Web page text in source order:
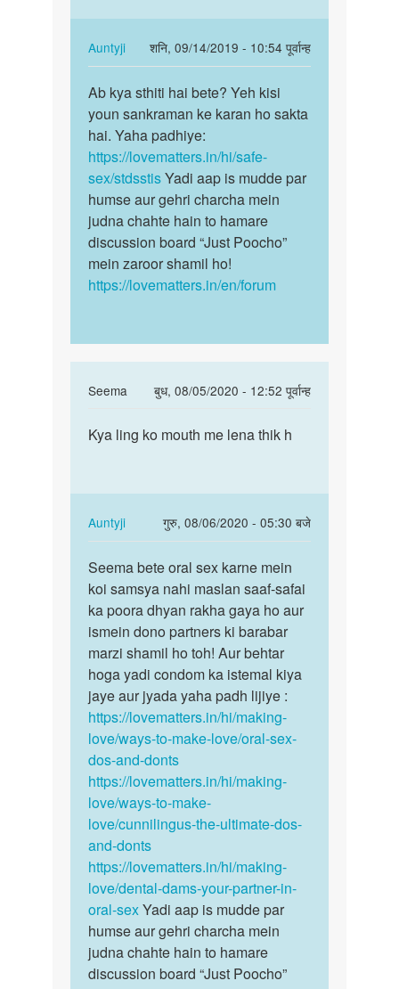
yaha
padhe:
by
Auntyji
Mein…
Auntyji
शनि, 09/14/2019 - 10:54 पूर्वान्ह
In
reply
to
Mere
madam
ki
Yoni
Mein…
by
Akhlesh
Ab
kya
sthiti
hai
bete?
Yeh…
Ab kya sthiti hai bete? Yeh kisi
youn sankraman ke karan ho sakta
hai. Yaha padhiye:
https://lovematters.in/hi/safe-
sex/stdsstisYadi aap is mudde par
humse aur gehri charcha mein
judna chahte hain to hamare
discussion board “Just Poocho”
mein zaroor shamil ho!
https://lovematters.in/en/forum
Seema
बुध, 08/05/2020 - 12:52 पूर्वान्ह
to
karnaka
munase
Kya
mouth
me
lena…
Kya ling ko mouth me lena thik h
Auntyji
गुरु, 08/06/2020 - 05:30 बजे
In
reply
to
Kya
ling
ko
mouth
me
lena…
by
Seema
Seema
bete
oral
sex
karne…
Seema bete oral sex karne mein
koi samsya nahi maslan saaf-safai
ka poora dhyan rakha gaya ho aur
ismein dono partners ki barabar
marzi shamil ho toh! Aur behtar
hoga yadi condom ka istemal kiya
jaye aur jyada yaha padh lijiye :
https://lovematters.in/hi/making-
love/ways-to-make-love/oral-sex-
dos-and-donts
https://lovematters.in/hi/making-
love/ways-to-make-
love/cunnilingus-the-ultimate-dos-
and-donts
https://lovematters.in/hi/making-
love/dental-dams-your-partner-in-
oral-sexYadi aap is mudde par
humse aur gehri charcha mein
judna chahte hain to hamare
discussion board “Just Poocho”